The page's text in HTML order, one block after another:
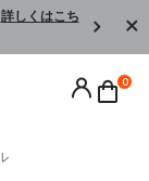
詳しくはこち
0